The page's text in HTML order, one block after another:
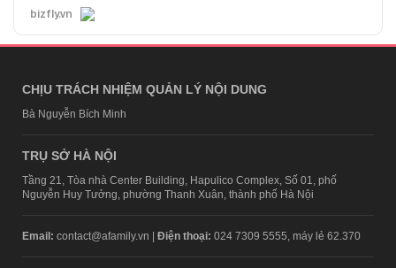
bizfly.vn
CHỊU TRÁCH NHIỆM QUẢN LÝ NỘI DUNG
Bà Nguyễn Bích Minh
TRỤ SỞ HÀ NỘI
Tầng 21, Tòa nhà Center Building, Hapulico Complex, Số 01, phố
Nguyễn Huy Tưởng, phường Thanh Xuân, thành phố Hà Nội
Email: contact@afamily.vn | Điện thoại: 024 7309 5555, máy lẻ 62.370